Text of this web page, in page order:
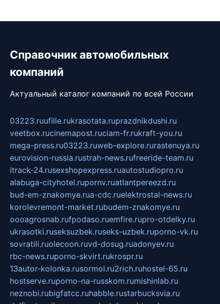
Справочник автомобильных
компаний
Актуальный каталог компаний по всей России
03223.ruufille.rukrasotata.ruprazdnikdushi.ru
veetbox.rucinemapost.ruciam-fr.rukraft-you.ru
mega-press.ru03223.ruweb-explore.rurastenuya.ru
eurovision-russia.rustrah-news.rufreeride-team.ru
itrack-24.rusexshopexpress.ruautostudiopro.ru
alabuga-cityhotel.rupornv.ruatlantpereezd.ru
bud-em-znakomye.rua-cdc.ruelektrostal-news.ru
korolevremont-market.rubudem-znakomye.ru
oooagrosnab.rufpodaso.ruemfire.rupro-otdelky.ru
ukrasotki.ruseksuzbek.ruseks-uzbek.ruporno-vk.ru
sovratili.ruolecoon.ruvd-dosug.ruadonyev.ru
rbc-news.ruporno-skvirt.rukrospr.ru
13autor-kolonka.rusormol.ru2rich.ruhostel-65.ru
hostserve.ruporno-na-russkom.rumishinlab.ru
neznobi.rubigfatcc.ruhabble.rustarbucksvia.ru